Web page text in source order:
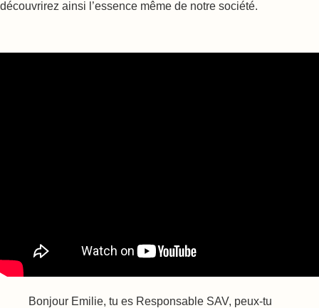
découvrirez ainsi l’essence même de notre société.
Bonjour Emilie, tu es Responsable SAV, peux-tu